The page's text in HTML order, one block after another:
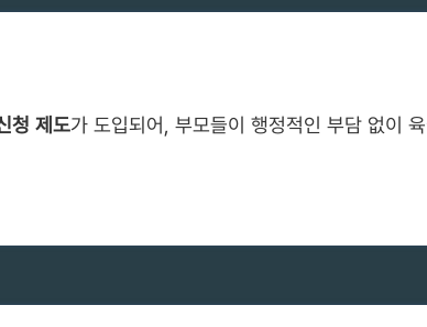
청 제도가 도입되어, 부모들이 행정적인 부담 없이